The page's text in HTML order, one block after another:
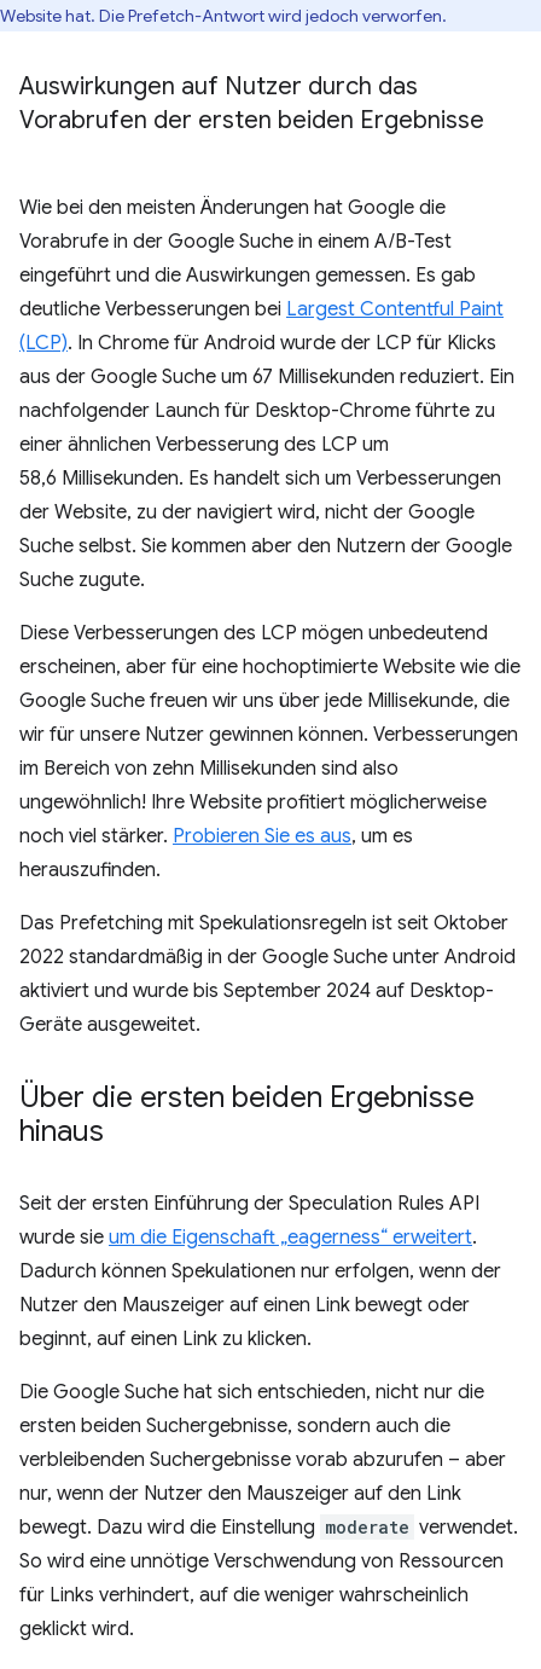
Website hat. Die Prefetch-Antwort wird jedoch verworfen.
Auswirkungen auf Nutzer durch das
Vorabrufen der ersten beiden Ergebnisse
Wie bei den meisten Änderungen hat Google die
Vorabrufe in der Google Suche in einem A/B-Test
eingeführt und die Auswirkungen gemessen. Es gab
deutliche Verbesserungen bei Largest Contentful Paint
(LCP). In Chrome für Android wurde der LCP für Klicks
aus der Google Suche um 67 Millisekunden reduziert. Ein
nachfolgender Launch für Desktop-Chrome führte zu
einer ähnlichen Verbesserung des LCP um
58,6 Millisekunden. Es handelt sich um Verbesserungen
der Website, zu der navigiert wird, nicht der Google
Suche selbst. Sie kommen aber den Nutzern der Google
Suche zugute.
Diese Verbesserungen des LCP mögen unbedeutend
erscheinen, aber für eine hochoptimierte Website wie die
Google Suche freuen wir uns über jede Millisekunde, die
wir für unsere Nutzer gewinnen können. Verbesserungen
im Bereich von zehn Millisekunden sind also
ungewöhnlich! Ihre Website profitiert möglicherweise
noch viel stärker. Probieren Sie es aus, um es
herauszufinden.
Das Prefetching mit Spekulationsregeln ist seit Oktober
2022 standardmäßig in der Google Suche unter Android
aktiviert und wurde bis September 2024 auf Desktop-
Geräte ausgeweitet.
Über die ersten beiden Ergebnisse
hinaus
Seit der ersten Einführung der Speculation Rules API
wurde sie um die Eigenschaft „eagerness“ erweitert.
Dadurch können Spekulationen nur erfolgen, wenn der
Nutzer den Mauszeiger auf einen Link bewegt oder
beginnt, auf einen Link zu klicken.
Die Google Suche hat sich entschieden, nicht nur die
ersten beiden Suchergebnisse, sondern auch die
verbleibenden Suchergebnisse vorab abzurufen – aber
nur, wenn der Nutzer den Mauszeiger auf den Link
bewegt. Dazu wird die Einstellung moderate verwendet.
So wird eine unnötige Verschwendung von Ressourcen
für Links verhindert, auf die weniger wahrscheinlich
geklickt wird.